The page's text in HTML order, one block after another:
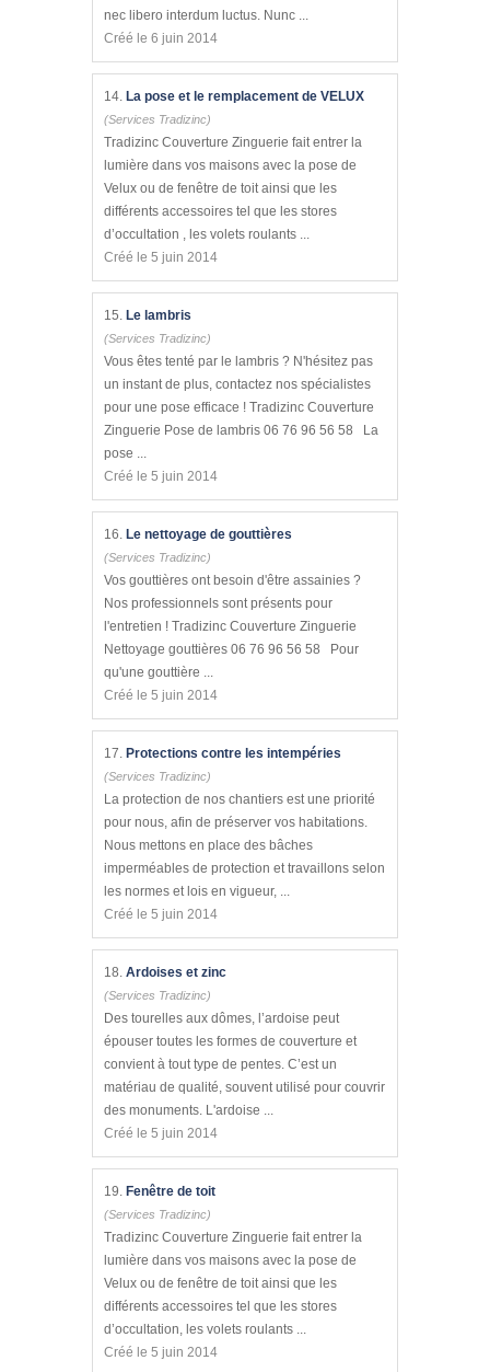
nec libero interdum luctus. Nunc ...
Créé le 6 juin 2014
14. La pose et le remplacement de VELUX
(Services Tradizinc)
Tradizinc Couverture Zinguerie fait entrer la
lumière dans vos maisons avec la pose de
Velux ou de fenêtre de toit ainsi que les
différents accessoires tel que les stores
d’occultation , les volets roulants ...
Créé le 5 juin 2014
15. Le lambris
(Services Tradizinc)
Vous êtes tenté par le lambris ? N'hésitez pas
un instant de plus, contactez nos spécialistes
pour une pose efficace ! Tradizinc Couverture
Zinguerie Pose de lambris 06 76 96 56 58 La
pose ...
Créé le 5 juin 2014
16. Le nettoyage de gouttières
(Services Tradizinc)
Vos gouttières ont besoin d'être assainies ?
Nos professionnels sont présents pour
l'entretien ! Tradizinc Couverture Zinguerie
Nettoyage gouttières 06 76 96 56 58 Pour
qu'une gouttière ...
Créé le 5 juin 2014
17. Protections contre les intempéries
(Services Tradizinc)
La protection de nos chantiers est une priorité
pour nous, afin de préserver vos habitations.
Nous mettons en place des bâches
imperméables de protection et travaillons selon
les normes et lois en vigueur, ...
Créé le 5 juin 2014
18. Ardoises et zinc
(Services Tradizinc)
Des tourelles aux dômes, l’ardoise peut
épouser toutes les formes de couverture et
convient à tout type de pentes. C’est un
matériau de qualité, souvent utilisé pour couvrir
des monuments. L'ardoise ...
Créé le 5 juin 2014
19. Fenêtre de toit
(Services Tradizinc)
Tradizinc Couverture Zinguerie fait entrer la
lumière dans vos maisons avec la pose de
Velux ou de fenêtre de toit ainsi que les
différents accessoires tel que les stores
d’occultation, les volets roulants ...
Créé le 5 juin 2014